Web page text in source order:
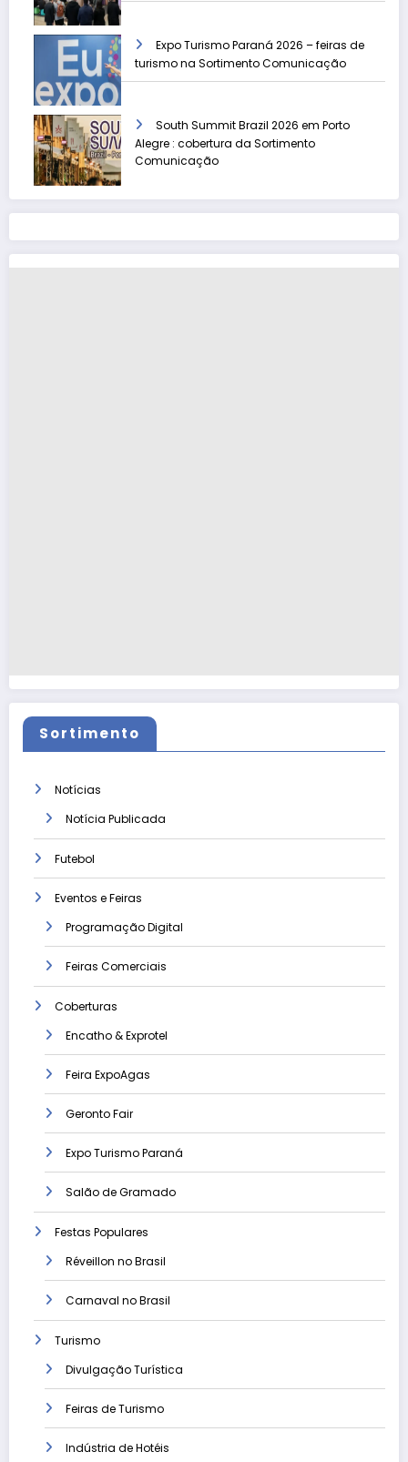
Expo Turismo Paraná 2026 – feiras de
turismo na Sortimento Comunicação
South Summit Brazil 2026 em Porto
Alegre : cobertura da Sortimento
Comunicação
Sortimento
Notícias
Notícia Publicada
Futebol
Eventos e Feiras
Programação Digital
Feiras Comerciais
Coberturas
Encatho & Exprotel
Feira ExpoAgas
Geronto Fair
Expo Turismo Paraná
Salão de Gramado
Festas Populares
Réveillon no Brasil
Carnaval no Brasil
Turismo
Divulgação Turística
Feiras de Turismo
Indústria de Hotéis